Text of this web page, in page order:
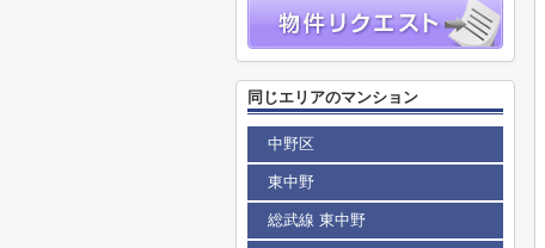
同じエリアのマンション
中野区
東中野
総武線 東中野